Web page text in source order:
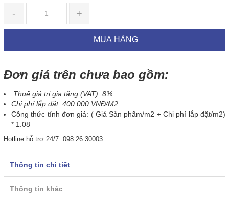
- +
MUA HÀNG
Đơn giá trên chưa bao gồm:
Thuế giá trị gia tăng (VAT): 8%
Chi phí lắp đặt: 400.000 VNĐ/M2
Công thức tính đơn giá: ( Giá Sản phẩm/m2 + Chi phí lắp đặt/m2)
* 1.08
Hotline hỗ trợ 24/7: 098.26.30003
Thông tin chi tiết
Thông tin khác